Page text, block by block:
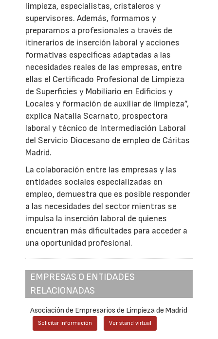
limpieza, especialistas, cristaleros y
supervisores. Además, formamos y
preparamos a profesionales a través de
itinerarios de inserción laboral y acciones
formativas específicas adaptadas a las
necesidades reales de las empresas, entre
ellas el Certificado Profesional de Limpieza
de Superficies y Mobiliario en Edificios y
Locales y formación de auxiliar de limpieza”,
explica Natalia Scarnato, prospectora
laboral y técnico de Intermediación Laboral
del Servicio Diocesano de empleo de Cáritas
Madrid.
La colaboración entre las empresas y las
entidades sociales especializadas en
empleo, demuestra que es posible responder
a las necesidades del sector mientras se
impulsa la inserción laboral de quienes
encuentran más dificultades para acceder a
una oportunidad profesional.
EMPRESAS O ENTIDADES
RELACIONADAS
Asociación de Empresarios de Limpieza de Madrid
Solicitar información Ver stand virtual